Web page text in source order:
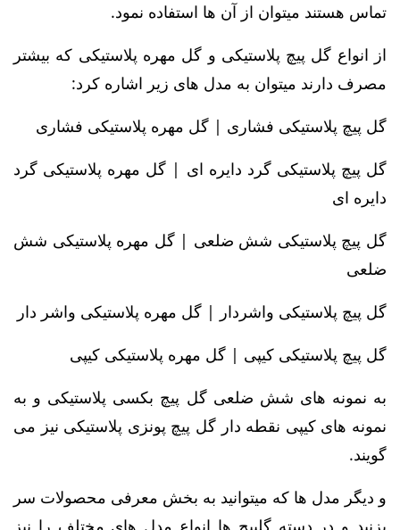
تماس هستند میتوان از آن ها استفاده نمود.
از انواع گل پیچ پلاستیکی و گل مهره پلاستیکی که بیشتر
مصرف دارند میتوان به مدل های زیر اشاره کرد:
گل پیچ پلاستیکی فشاری | گل مهره پلاستیکی فشاری
گل پیچ پلاستیکی گرد دایره ای | گل مهره پلاستیکی گرد
دایره ای
گل پیچ پلاستیکی شش ضلعی | گل مهره پلاستیکی شش
ضلعی
گل پیچ پلاستیکی واشردار | گل مهره پلاستیکی واشر دار
گل پیچ پلاستیکی کیپی | گل مهره پلاستیکی کیپی
به نمونه های شش ضلعی گل پیچ بکسی پلاستیکی و به
نمونه های کیپی نقطه دار گل پیچ پونزی پلاستیکی نیز می
گویند.
و دیگر مدل ها که میتوانید به بخش معرفی محصولات سر
بزنید و در دسته گلپیچ ها انواع مدل های مختلف را نیز